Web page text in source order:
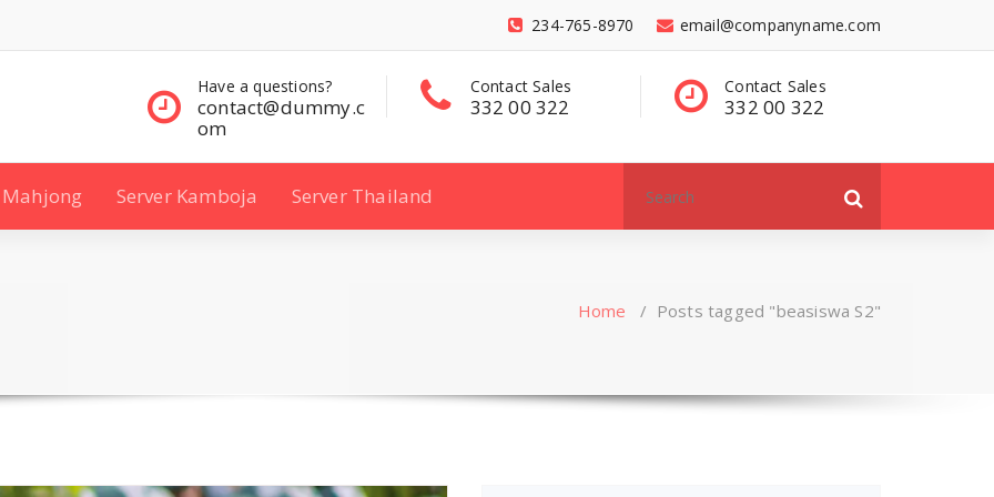
email@companyname.com
234-765-8970
Contact Sales
332 00 322
Contact Sales
332 00 322
Have a questions?
contact@dummy
Mahjong Server Kamboja Server Thailand
for:
Home / Posts tagged "beasiswa S2"